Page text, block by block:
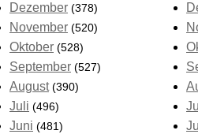
Dezember (378)
November (520)
Oktober (528)
September (527)
August (390)
Juli (496)
Juni (481)